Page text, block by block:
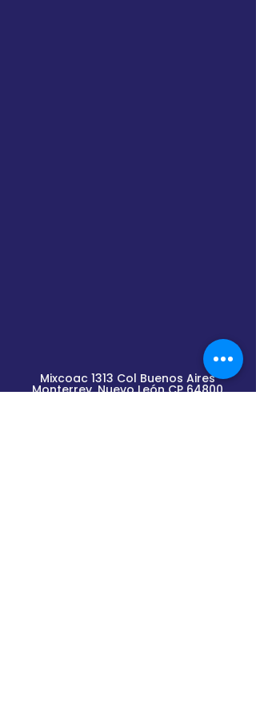
Mixcoac 1313 Col Buenos Aires
Monterrey, NuevoLeónCP 64800